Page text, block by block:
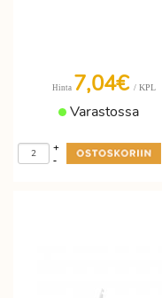
Hinta 7,04€ / KPL
Varastossa
-
+